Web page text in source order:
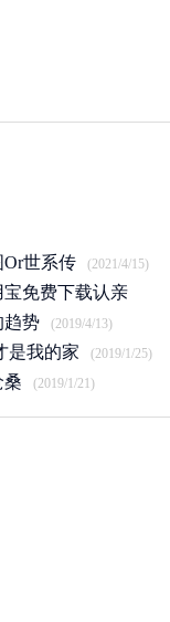
世系传 (2021/4/15)
免费下载认亲
趋势 (2019/4/13)
是我的家 (2019/1/25)
桑 (2019/1/21)